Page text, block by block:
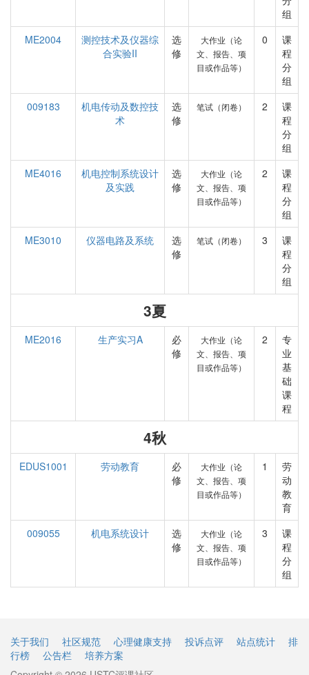
组
ME2004
测控技术及仪器综
合实验II
选
修
大作业（论
文、报告、项
目或作品等）
0
课
程
分
组
009183
机电传动及数控技
术
选
修
笔试（闭卷） 2
课
程
分
组
ME4016
机电控制系统设计
及实践
选
修
大作业（论
文、报告、项
目或作品等）
2
课
程
分
组
ME3010
仪器电路及系统
选
修
笔试（闭卷） 3
课
程
分
组
3夏
ME2016 生产实习A
必
修
大作业（论
文、报告、项
目或作品等）
2
专
业
基
础
课
程
4秋
EDUS1001 劳动教育
必
修
大作业（论
文、报告、项
目或作品等）
1
劳
动
教
育
009055
机电系统设计
选
修
大作业（论
文、报告、项
目或作品等）
3
课
程
分
组
关于我们 社区规范 心理健康支持 投诉点评 站点统计
排
行榜
公告栏
培养方案